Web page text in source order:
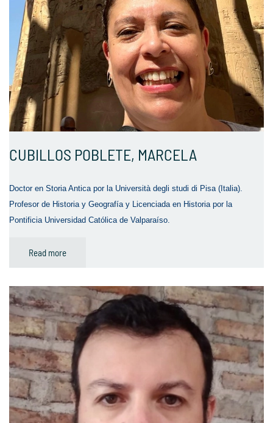
CUBILLOS POBLETE, MARCELA
Doctor en Storia Antica por la Università degli studi di Pisa (Italia).
Profesor de Historia y Geografía y Licenciada en Historia por la
Pontificia Universidad Católica de Valparaíso.
Read more